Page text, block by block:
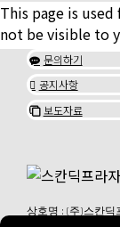
This page is
not be visible to
 문의하기
 공지사항
 보도자료
상호명 : (주)스칸딕